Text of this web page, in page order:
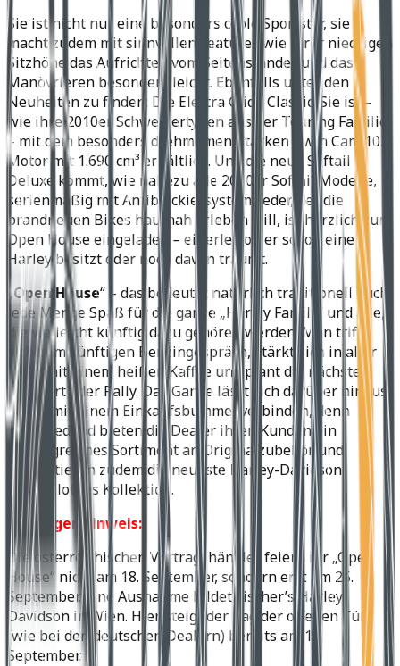
Sie ist nicht nur eine besonders coole Sportster, sie
macht zudem mit sinnvollen Features wie ihrer niedrigen
Sitzhöhe das Aufrichten vom Seitenständer und das
Manövrieren besonders leicht. Ebenfalls unter den
Neuheiten zu finden: Die Electra Glide Classic. Sie ist –
wie ihre 2010er Schwestertypen aus der Touring Familie
– mit dem besonders drehmomentstarken Twin Cam 103
Motor mit 1.690 cm³ erhältlich. Und die neue Softail
Deluxe kommt, wie nahezu alle 2010er Softail Modelle,
serienmäßig mit Antiblockiersystem. Jeder, der die
brandneuen Bikes hautnah erleben will, ist herzlich zum
Open House eingeladen – einerlei, ob er schon eine
Harley besitzt oder noch davon träumt.
„Open House“ – das bedeutet natürlich traditionell auch
jede Menge Spaß für die ganze „Harley Family“ und alle,
die vielleicht künftig dazu gehören werden. Man trifft
sich zum zünftigen Benzingespräch, stärkt sich in aller
Ruhe mit einem heißen Kaffee und plant die nächste
Ausfahrt oder Rally. Das Ganze lässt sich darüber hinaus
prima mit einem Einkaufsbummel verbinden, denn
selbstredend bieten die Dealer ihren Kunden ein
umfangreiches Sortiment an Originalzubehör und
präsentieren zudem die neueste Harley-Davidson
MotorClothes Kollektion.
Wichtiger Hinweis:
Die österreichischen Vertragshändler feiern ihr „Open
House“ nicht am 18. September, sondern erst am 25.
September. Eine Ausnahme bildet Fischer’s Harley-
Davidson in Wien. Hier steigt der Tag der offenen Tür
(wie bei den deutschen Dealern) bereits am 18.
September.